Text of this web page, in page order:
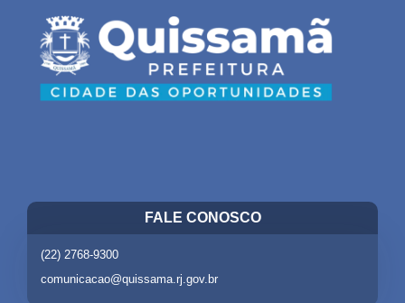
FALE CONOSCO
(22) 2768-9300
comunicacao@quissama.rj.gov.br